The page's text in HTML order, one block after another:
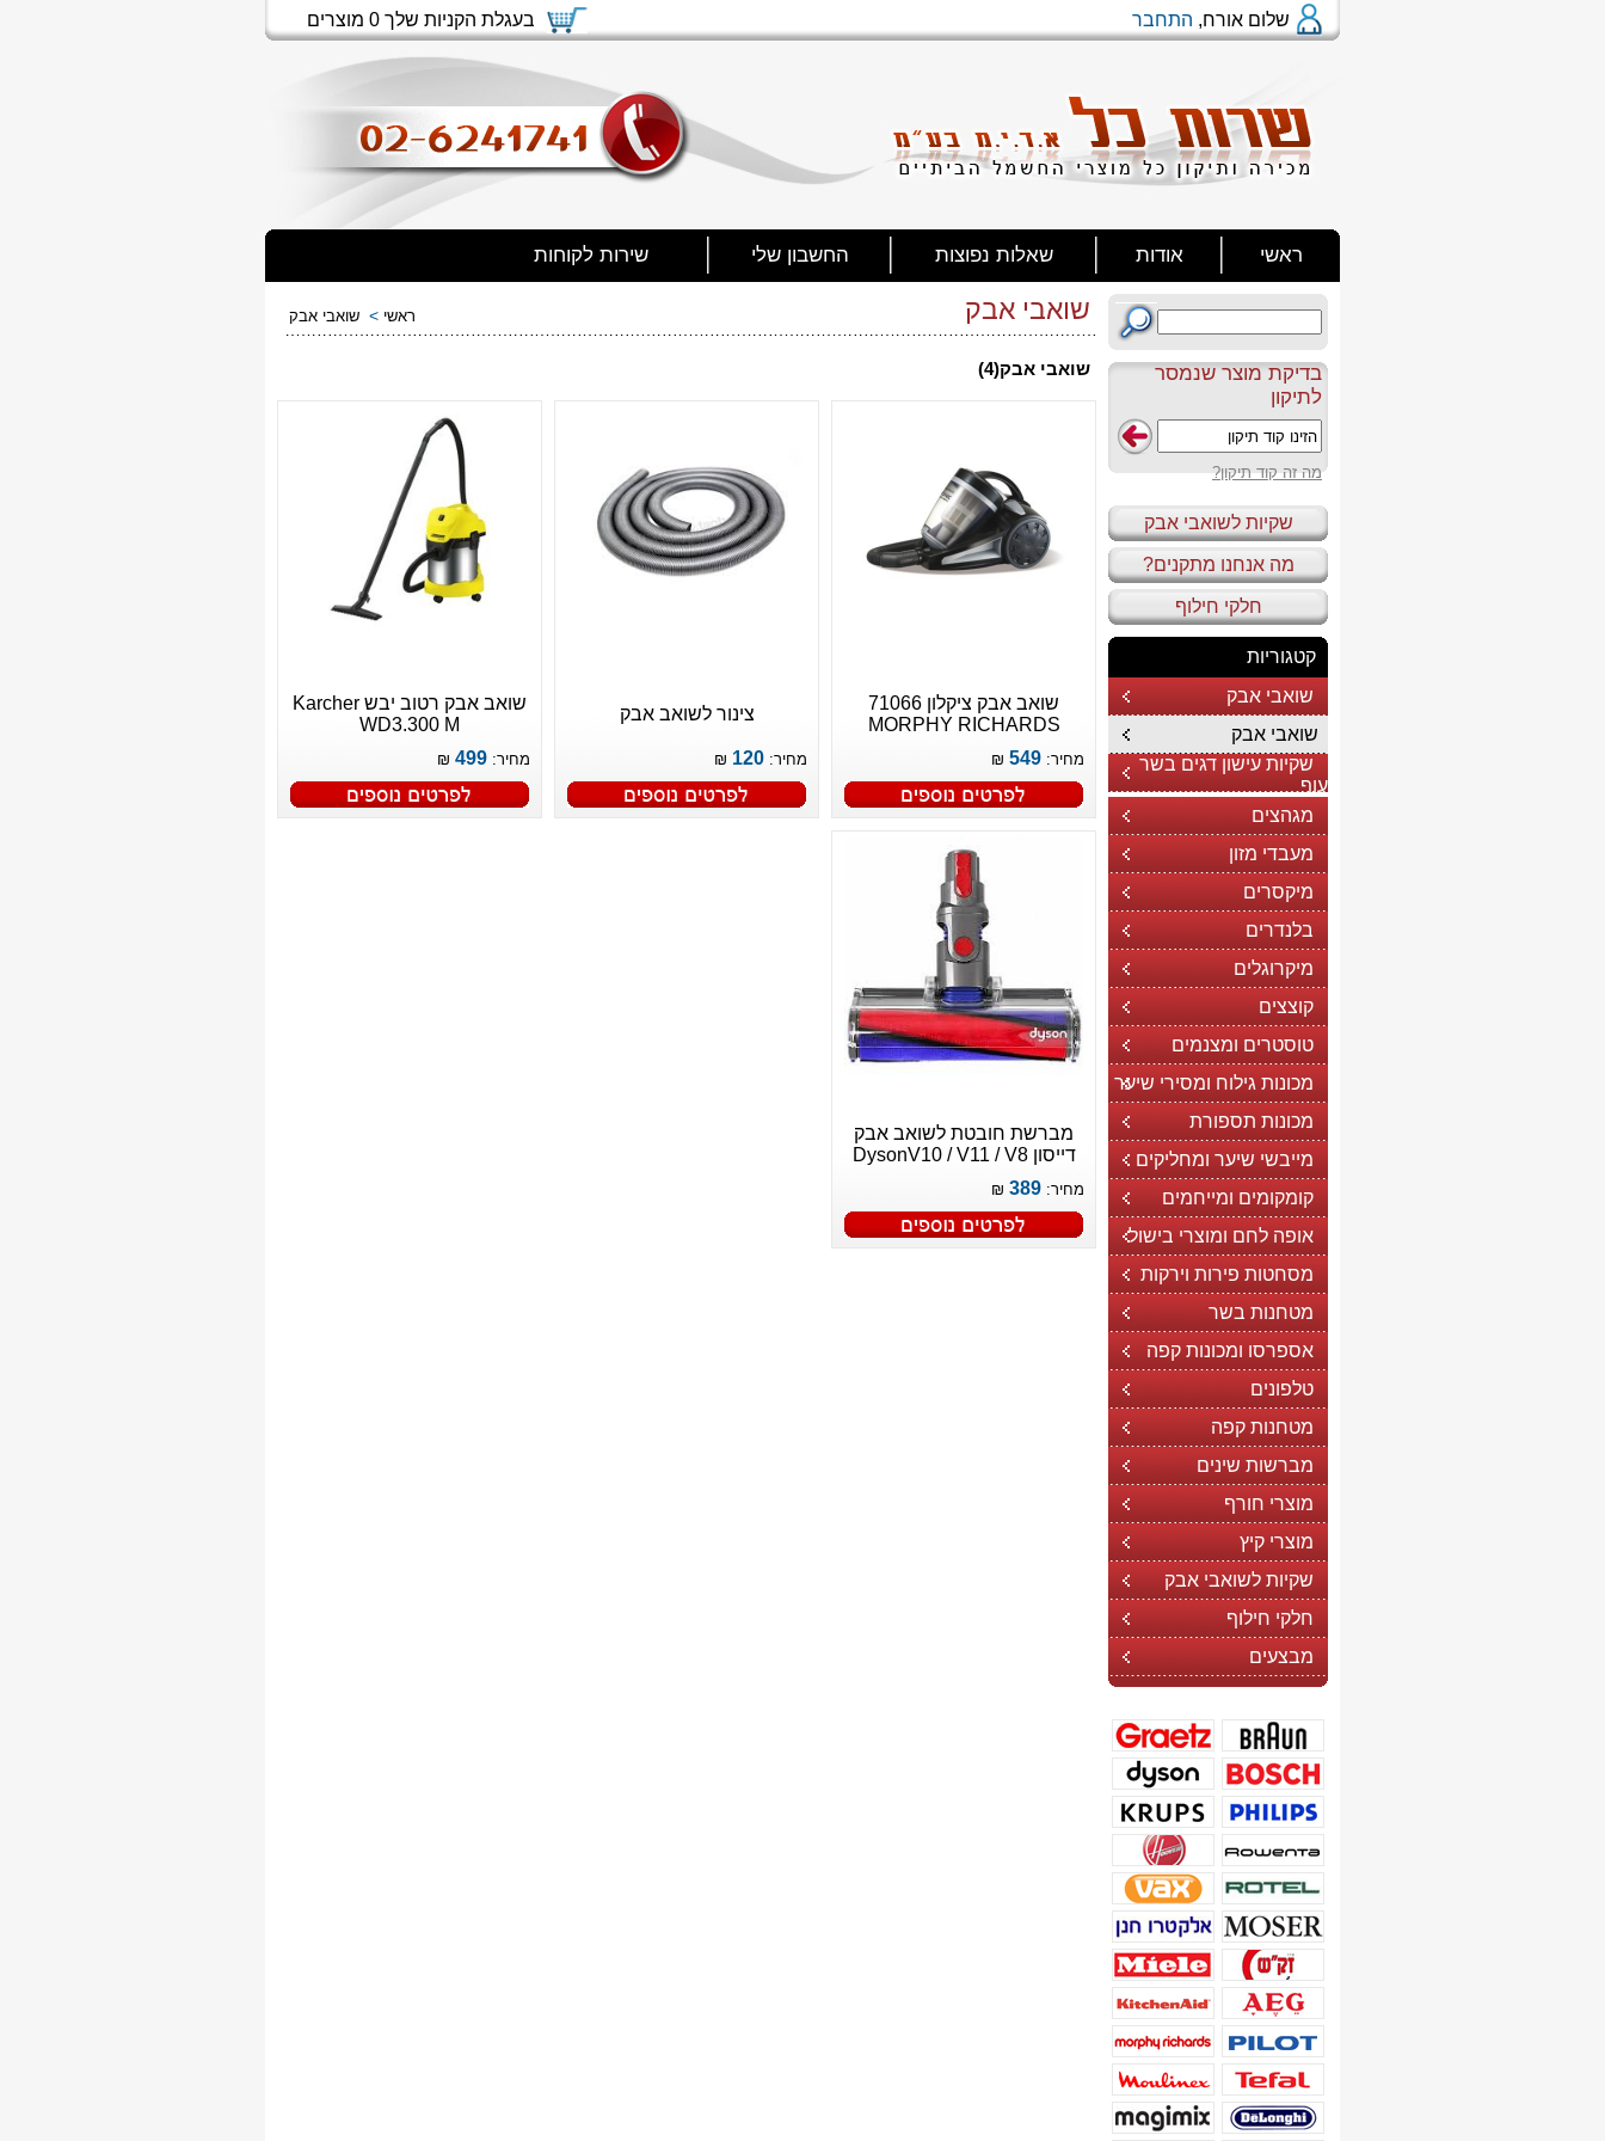
שלום אורח, התחבר בעגלת הקניות שלך 0 מוצרים
ראשי אודות שאלות נפוצות החשבון שלי שירות לקוחות
בדיקת מוצר שנמסר
לתיקון
מה זה קוד תיקון?
שקיות לשואבי אבק
מה אנחנו מתקנים?
חלקי חילוף
קטגוריות
שואבי אבק
שואבי אבק
שקיות עישון דגים בשר
עוף
מגהצים
מעבדי מזון
מיקסרים
בלנדרים
מיקרוגלים
קוצצים
טוסטרים ומצנמים
מכונות גילוח ומסירי שיער
מכונות תספורת
מייבשי שיער ומחליקים
קומקומים ומייחמים
אופה לחם ומוצרי בישול
מסחטות פירות וירקות
מטחנות בשר
אספרסו ומכונות קפה
טלפונים
מטחנות קפה
מברשות שינים
מוצרי חורף
מוצרי קיץ
שקיות לשואבי אבק
חלקי חילוף
מבצעים
שואבי אבק ראשי > שואבי אבק
שואבי אבק(4)
שואב אבק ציקלון 71066
MORPHY RICHARDS
מחיר: ₪
צינור לשואב אבק
מחיר: ₪
שואב אבק רטוב יבש Karcher
WD3.300 M
מחיר: ₪
מברשת חובטת לשואב אבק
דייסון DysonV10 / V11 / V8
מחיר: ₪